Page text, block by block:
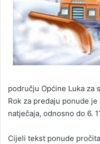
području Općine Luka za
Rok za predaju ponude
natječaja, odnosno do 6.
Cijeli tekst ponude